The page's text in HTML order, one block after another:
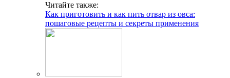
Читайте также:
Как приготовить и как пить отвар из овса:
пошаговые рецепты и секреты применения